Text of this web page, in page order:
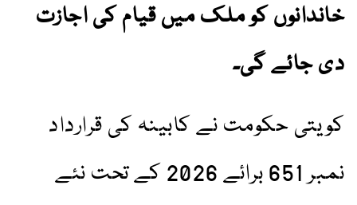
خاندانوں کو ملک میں قیام کی اجازت
دی جائے گی۔
کویتی حکومت نے کابینہ کی قرارداد
نمبر 651 برائے 2026 کے تحت نئے